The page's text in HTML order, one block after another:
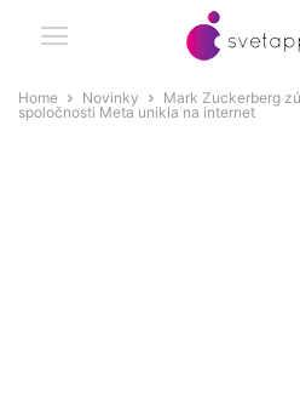
Home Novinky
Mark Zuckerberg
spoločnosti Meta unikla na internet